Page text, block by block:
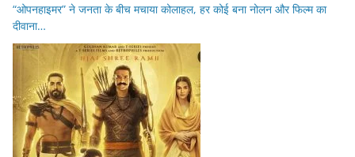
“ओपनहाइमर” ने जनता के बीच मचाया कोलाहल, हर कोई बना नोलन और फिल्म का
दीवाना…